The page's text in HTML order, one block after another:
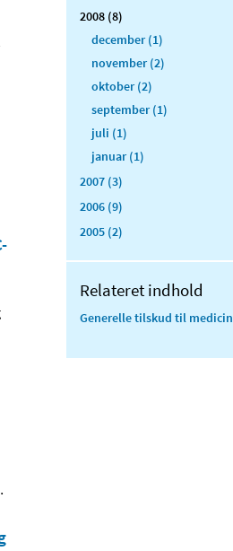
2008 (8)
december (1)
november (2)
oktober (2)
september (1)
juli (1)
januar (1)
2007 (3)
2006 (9)
2005 (2)
Relateret indhold
Generelle tilskud til medicin